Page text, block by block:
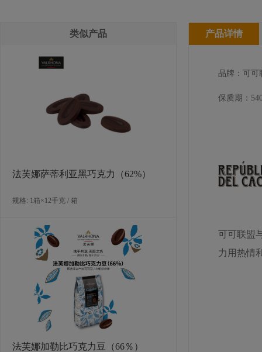
类似产品
法芙娜萨蒂利亚黑巧克力（62%）
规格: 1箱×12千克 / 箱
法芙娜加勒比巧克力豆（66％）
产品详情
品牌：可可
保质期：
可可联盟
力用热情